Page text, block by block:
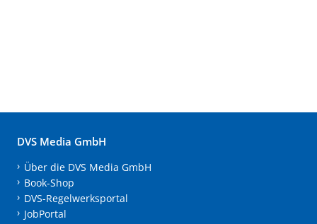
DVS Media GmbH
Über die DVS Media GmbH
Book-Shop
DVS-Regelwerksportal
JobPortal